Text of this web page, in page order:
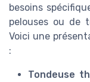
besoins
pelouses ou de
Voici une
:
Tondeuse